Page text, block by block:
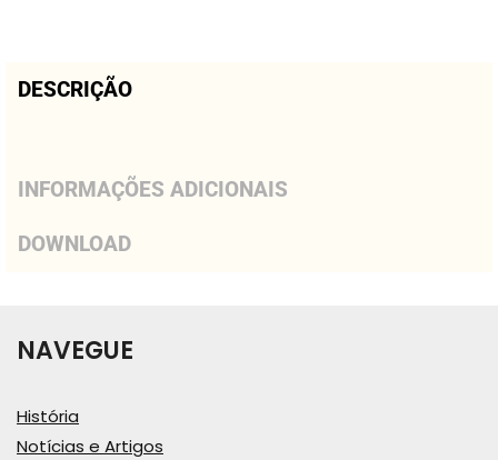
DESCRIÇÃO
INFORMAÇÕES ADICIONAIS
DOWNLOAD
NAVEGUE
História
Notícias e Artigos